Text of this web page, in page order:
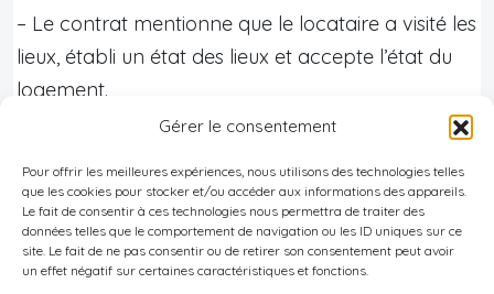
Gérer le consentement
Pour offrir les meilleures expériences, nous utilisons des technologies telles
que les cookies pour stocker et/ou accéder aux informations des appareils.
Le fait de consentir à ces technologies nous permettra de traiter des
données telles que le comportement de navigation ou les ID uniques sur ce
site. Le fait de ne pas consentir ou de retirer son consentement peut avoir
un effet négatif sur certaines caractéristiques et fonctions.
– Le contrat mentionne que le locataire a visité les
lieux, établi un état des lieux et accepte l’état du
logement.
indispensablede réaliser un état des lieux
au bail avec desphotos. Sans ce document, le
locataire est présumé avoir reçu le bien en bon
état, ce qui complique toute contestation sur la